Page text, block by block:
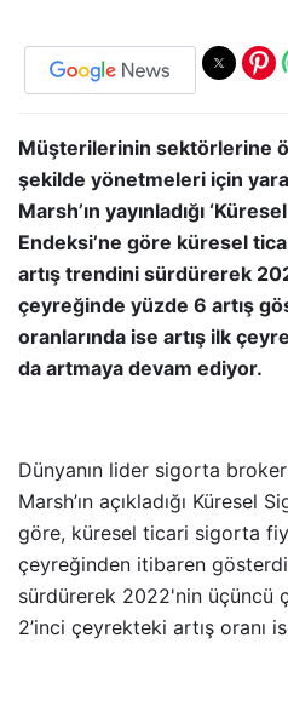
Müşterilerinin sektörlerine
şekilde yönetmeleri için
Marsh’ın yayınladığı
Endeksi’ne göre küresel
artış trendini sürdürerek
çeyreğinde yüzde 6 artış
oranlarında ise artış ilk
da artmaya devam ediyor.
Dünyanın lider sigorta
Marsh’ın açıkladığı Küresel
göre, küresel ticari sigorta
çeyreğinden itibaren
sürdürerek 2022'nin üçüncü
2’inci çeyrekteki artış oranı